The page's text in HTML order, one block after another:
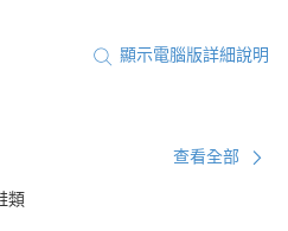
顯示電腦版詳細說明
查看全部
類